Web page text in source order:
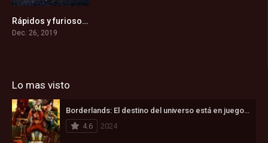
7Rápidos y furiosos: Espías al volante (2019)
Dec. 26, 2019
Lo mas visto
4.6
2024